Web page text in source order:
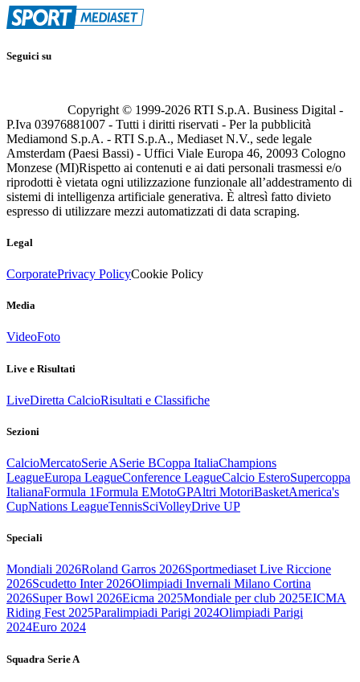
Seguici su
Copyright © 1999-2026 RTI S.p.A. Business Digital -
P.Iva 03976881007 - Tutti i diritti riservati - Per la pubblicità
Mediamond S.p.A. - RTI S.p.A., Mediaset N.V., sede legale
Amsterdam (Paesi Bassi) - Uffici Viale Europa 46, 20093 Cologno
Monzese (MI)Rispetto ai contenuti e ai dati personali trasmessi e/o
riprodotti è vietata ogni utilizzazione funzionale all’addestramento di
sistemi di intelligenza artificiale generativa. È altresì fatto divieto
espresso di utilizzare mezzi automatizzati di data scraping.
Legal
CorporatePrivacy PolicyCookie Policy
Media
VideoFoto
Live e Risultati
LiveDiretta CalcioRisultati e Classifiche
Sezioni
CalcioMercatoSerie ASerie BCoppa ItaliaChampions
LeagueEuropa LeagueConference LeagueCalcio EsteroSupercoppa
ItalianaFormula 1Formula EMotoGPAltri MotoriBasketAmerica's
CupNations LeagueTennisSciVolleyDrive UP
Speciali
Mondiali 2026Roland Garros 2026Sportmediaset Live Riccione
2026Scudetto Inter 2026Olimpiadi Invernali Milano Cortina
2026Super Bowl 2026Eicma 2025Mondiale per club 2025EICMA
Riding Fest 2025Paralimpiadi Parigi 2024Olimpiadi Parigi
2024Euro 2024
Squadra Serie A